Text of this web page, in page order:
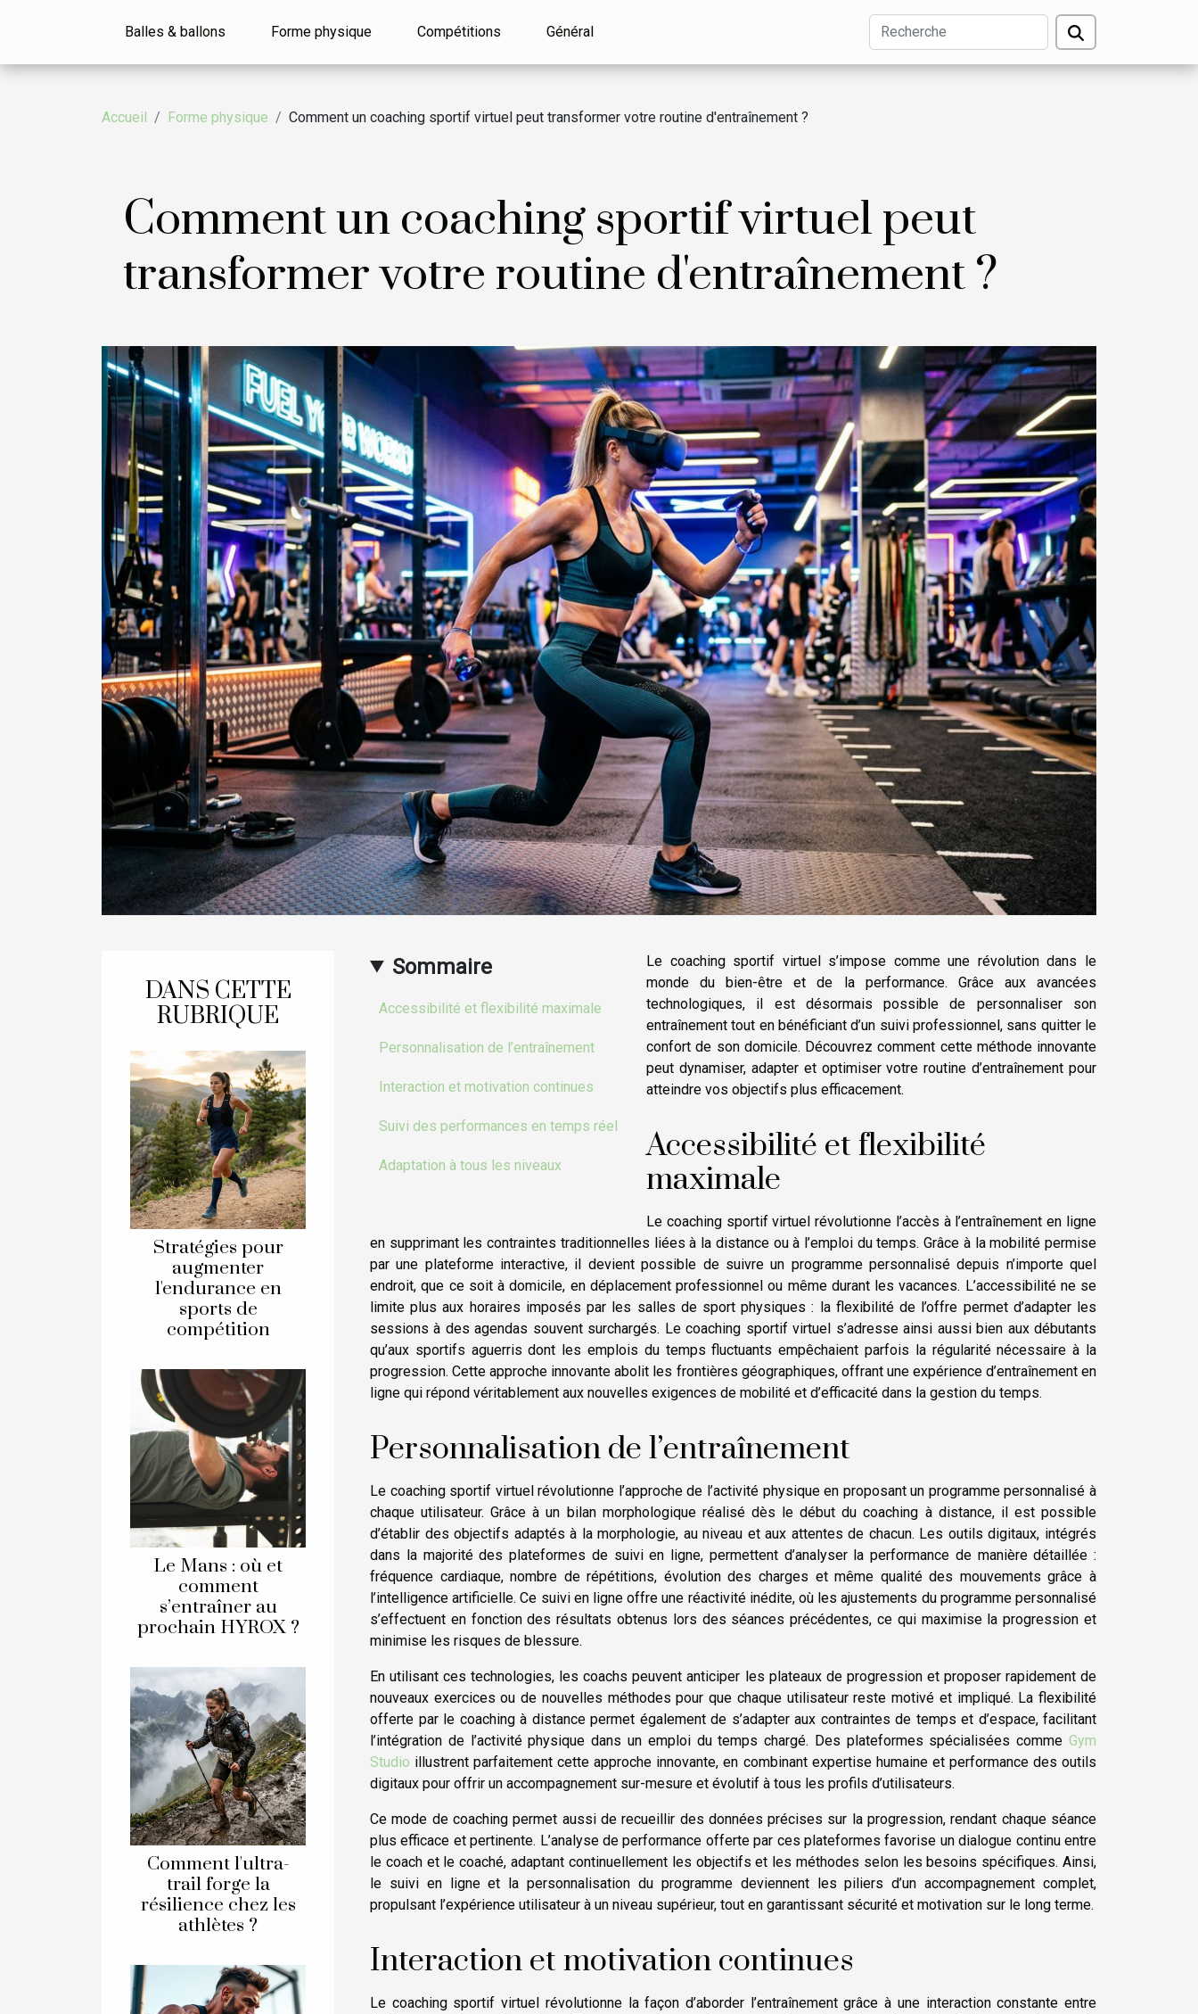
Balles & ballons Forme physique Compétitions Général
Accueil Forme physique Comment un coaching sportif virtuel peut transformer votre routine d'entraînement ?
Comment un coaching sportif virtuel peut
transformer votre routine d'entraînement ?
DANS CETTE
RUBRIQUE
Stratégies pour
augmenter
l'endurance en
sports de
compétition
Le Mans : où et
comment
s’entraîner au
prochain HYROX ?
Comment l'ultra-
trail forge la
résilience chez les
athlètes ?
Sommaire
Accessibilité et flexibilité maximale
Personnalisation de l’entraînement
Interaction et motivation continues
Suivi des performances en temps réel
Adaptation à tous les niveaux
Le coaching sportif virtuel s’impose comme une révolution dans le
monde du bien-être et de la performance. Grâce aux avancées
technologiques, il est désormais possible de personnaliser son
entraînement tout en bénéficiant d’un suivi professionnel, sans quitter le
confort de son domicile. Découvrez comment cette méthode innovante
peut dynamiser, adapter et optimiser votre routine d’entraînement pour
atteindre vos objectifs plus efficacement.
Accessibilité et flexibilité
maximale
Le coaching sportif virtuel révolutionne l’accès à l’entraînement en ligne
en supprimant les contraintes traditionnelles liées à la distance ou à l’emploi du temps. Grâce à la mobilité permise
par une plateforme interactive, il devient possible de suivre un programme personnalisé depuis n’importe quel
endroit, que ce soit à domicile, en déplacement professionnel ou même durant les vacances. L’accessibilité ne se
limite plus aux horaires imposés par les salles de sport physiques : la flexibilité de l’offre permet d’adapter les
sessions à des agendas souvent surchargés. Le coaching sportif virtuel s’adresse ainsi aussi bien aux débutants
qu’aux sportifs aguerris dont les emplois du temps fluctuants empêchaient parfois la régularité nécessaire à la
progression. Cette approche innovante abolit les frontières géographiques, offrant une expérience d’entraînement en
ligne qui répond véritablement aux nouvelles exigences de mobilité et d’efficacité dans la gestion du temps.
Personnalisation de l’entraînement
Le coaching sportif virtuel révolutionne l’approche de l’activité physique en proposant un programme personnalisé à
chaque utilisateur. Grâce à un bilan morphologique réalisé dès le début du coaching à distance, il est possible
d’établir des objectifs adaptés à la morphologie, au niveau et aux attentes de chacun. Les outils digitaux, intégrés
dans la majorité des plateformes de suivi en ligne, permettent d’analyser la performance de manière détaillée :
fréquence cardiaque, nombre de répétitions, évolution des charges et même qualité des mouvements grâce à
l’intelligence artificielle. Ce suivi en ligne offre une réactivité inédite, où les ajustements du programme personnalisé
s’effectuent en fonction des résultats obtenus lors des séances précédentes, ce qui maximise la progression et
minimise les risques de blessure.
En utilisant ces technologies, les coachs peuvent anticiper les plateaux de progression et proposer rapidement de
nouveaux exercices ou de nouvelles méthodes pour que chaque utilisateur reste motivé et impliqué. La flexibilité
offerte par le coaching à distance permet également de s’adapter aux contraintes de temps et d’espace, facilitant
l’intégration de l’activité physique dans un emploi du temps chargé. Des plateformes spécialisées comme Gym
Studio illustrent parfaitement cette approche innovante, en combinant expertise humaine et performance des outils
digitaux pour offrir un accompagnement sur-mesure et évolutif à tous les profils d’utilisateurs.
Ce mode de coaching permet aussi de recueillir des données précises sur la progression, rendant chaque séance
plus efficace et pertinente. L’analyse de performance offerte par ces plateformes favorise un dialogue continu entre
le coach et le coaché, adaptant continuellement les objectifs et les méthodes selon les besoins spécifiques. Ainsi,
le suivi en ligne et la personnalisation du programme deviennent les piliers d’un accompagnement complet,
propulsant l’expérience utilisateur à un niveau supérieur, tout en garantissant sécurité et motivation sur le long terme.
Interaction et motivation continues
Le coaching sportif virtuel révolutionne la façon d’aborder l’entraînement grâce à une interaction constante entre